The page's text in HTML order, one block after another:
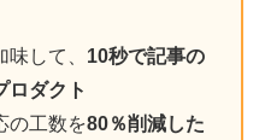
して、 10秒で記事の
ロダクト
の工数を80％削減した